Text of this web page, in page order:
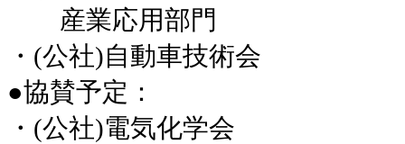
産業応用部門
・(公社)自動車技術会
●協賛予定：
・(公社)電気化学会